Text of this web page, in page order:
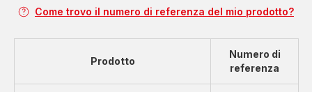
Come trovo il numero di referenza del mio prodotto?
Prodotto
Numero di
referenza